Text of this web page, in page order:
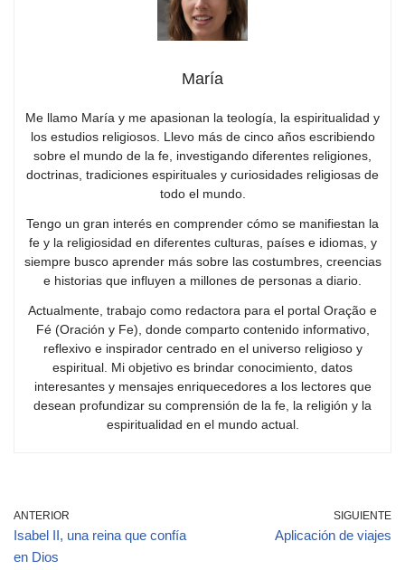
María
Me llamo María y me apasionan la teología, la espiritualidad y
los estudios religiosos. Llevo más de cinco años escribiendo
sobre el mundo de la fe, investigando diferentes religiones,
doctrinas, tradiciones espirituales y curiosidades religiosas de
todo el mundo.
Tengo un gran interés en comprender cómo se manifiestan la
fe y la religiosidad en diferentes culturas, países e idiomas, y
siempre busco aprender más sobre las costumbres, creencias
e historias que influyen a millones de personas a diario.
Actualmente, trabajo como redactora para el portal Oração e
Fé (Oración y Fe), donde comparto contenido informativo,
reflexivo e inspirador centrado en el universo religioso y
espiritual. Mi objetivo es brindar conocimiento, datos
interesantes y mensajes enriquecedores a los lectores que
desean profundizar su comprensión de la fe, la religión y la
espiritualidad en el mundo actual.
ANTERIOR
Isabel II, una reina que confía
en Dios
SIGUIENTE
Aplicación de viajes